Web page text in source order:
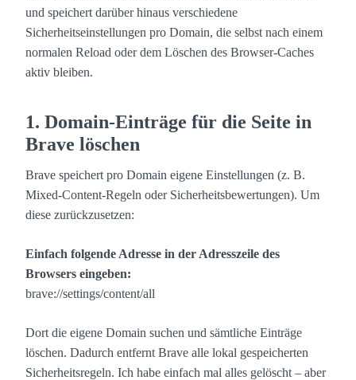
und speichert darüber hinaus verschiedene
Sicherheitseinstellungen pro Domain, die selbst nach einem
normalen Reload oder dem Löschen des Browser-Caches
aktiv bleiben.
1. Domain-Einträge für die Seite in
Brave löschen
Brave speichert pro Domain eigene Einstellungen (z. B.
Mixed-Content-Regeln oder Sicherheitsbewertungen). Um
diese zurückzusetzen:
Einfach folgende Adresse in der Adresszeile des
Browsers eingeben:
brave://settings/content/all
Dort die eigene Domain suchen und sämtliche Einträge
löschen. Dadurch entfernt Brave alle lokal gespeicherten
Sicherheitsregeln. Ich habe einfach mal alles gelöscht – aber